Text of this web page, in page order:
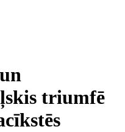
triumfē